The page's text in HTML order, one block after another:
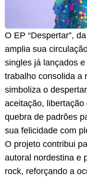
O EP “Despertar”,
amplia sua
singles já lançados
trabalho consolida a
simboliza o
aceitação,
quebra de padrões
sua felicidade com
O projeto contribui
autoral nordestina e
rock, reforçando a